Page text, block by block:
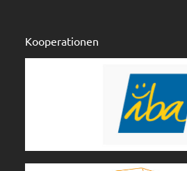
Kooperationen